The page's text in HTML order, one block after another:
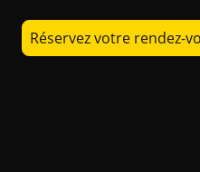
Réservez votre rendez-